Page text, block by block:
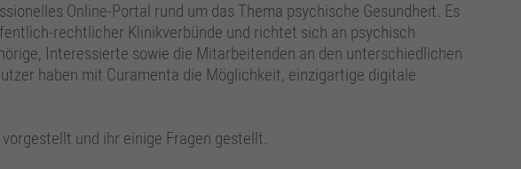
Online-Portal rund um das Thema psychische Gesundheit. Es
rechtlicher Klinikverbünde und richtet sich an psychisch
Interessierte sowie die Mitarbeitenden an den unterschiedlichen
haben mit Curamenta die Möglichkeit, einzigartige digitale
und ihr einige Fragen gestellt.